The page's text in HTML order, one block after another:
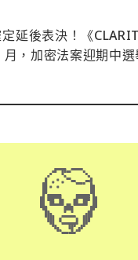
延後表決！《
月，加密法案迎期中